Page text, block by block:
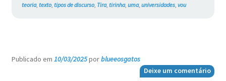
teoria, texto, tipos de discurso, Tira, tirinha, uma, universidades, vou
Publicado em 10/03/2025porblueeosgatos
Deixe um comentário